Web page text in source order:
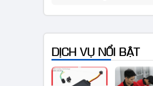
DỊCH VỤ NỔI BẬT
tại Bình Dương
lời bền vững
Bến Cát -
Camera
cát 2025